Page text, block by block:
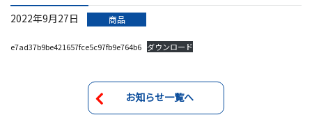
2022年9月27日 商品
e7ad37b9be421657fce5c97fb9e764b6 ダウンロード
お知らせ一覧へ